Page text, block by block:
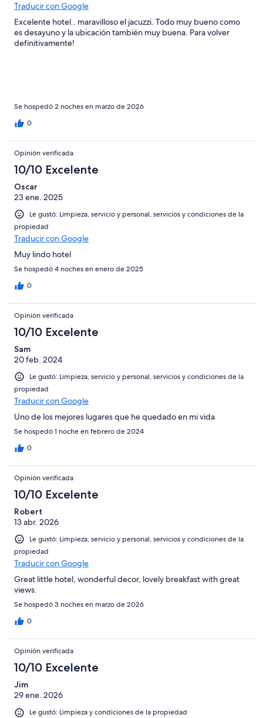
Traducir con Google
Excelente hotel.. maravilloso el jacuzzi. Todo muy bueno como
es desayuno y la ubicación también muy buena. Para volver
definitivamente!
Se hospedó 2 noches en marzo de 2026
0
Opinión verificada
10/10 Excelente
Oscar
23 ene. 2025
Le gustó: Limpieza, servicio y personal, servicios y condiciones de la
propiedad
Traducir con Google
Muy lindo hotel
Se hospedó 4 noches en enero de 2025
0
Opinión verificada
10/10 Excelente
Sam
20 feb. 2024
Le gustó: Limpieza, servicio y personal, servicios y condiciones de la
propiedad
Traducir con Google
Uno de los mejores lugares que he quedado en mi vida
Se hospedó 1 noche en febrero de 2024
0
Opinión verificada
10/10 Excelente
Robert
13 abr. 2026
Le gustó: Limpieza, servicio y personal, servicios y condiciones de la
propiedad
Traducir con Google
Great little hotel, wonderful decor, lovely breakfast with great
views.
Se hospedó 3 noches en marzo de 2026
0
Opinión verificada
10/10 Excelente
Jim
29 ene. 2026
Le gustó: Limpieza y condiciones de la propiedad